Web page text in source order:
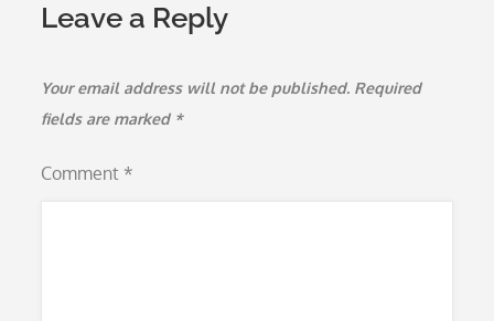
Leave a Reply
Your email address will not be published. Required
fields are marked *
Comment *